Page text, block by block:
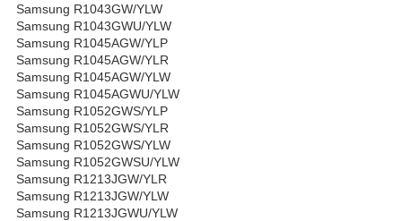
Samsung R1043GW/YLW
Samsung R1043GWU/YLW
Samsung R1045AGW/YLP
Samsung R1045AGW/YLR
Samsung R1045AGW/YLW
Samsung R1045AGWU/YLW
Samsung R1052GWS/YLP
Samsung R1052GWS/YLR
Samsung R1052GWS/YLW
Samsung R1052GWSU/YLW
Samsung R1213JGW/YLR
Samsung R1213JGW/YLW
Samsung R1213JGWU/YLW